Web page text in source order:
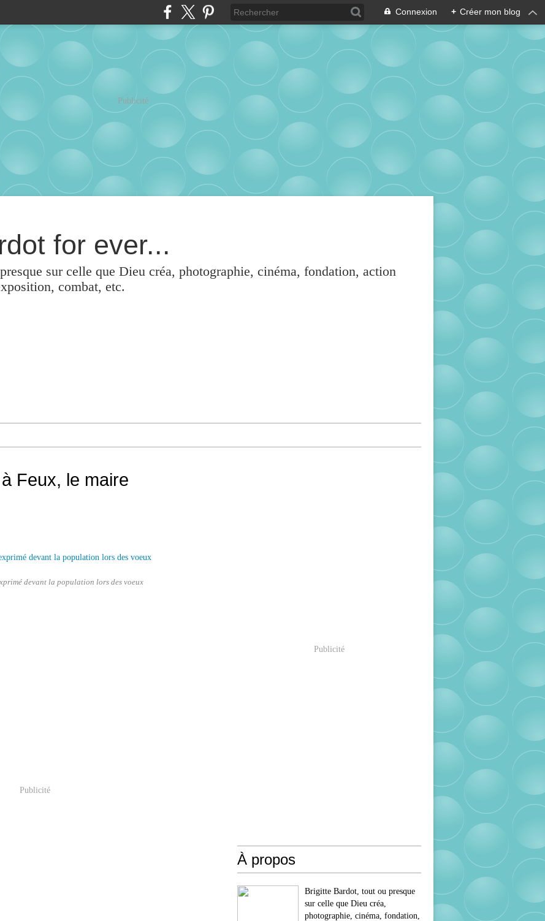
Connexion + Créer mon blog
Publicité
for ever...
sur celle que Dieu créa, photographie, cinéma, fondation, action
combat, etc.
Feux, le maire
devant la population lors des voeux
Publicité
Publicité
À propos
Brigitte Bardot, tout ou presque
sur celle que Dieu créa,
photographie, cinéma, fondation,